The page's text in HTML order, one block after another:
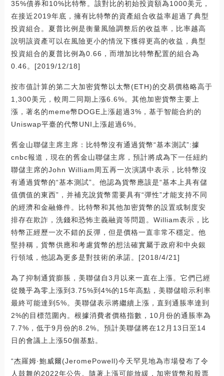
35%債券和10%比特幣。該對比的初始投資額為1000美元，
在接近2019年底，擁有比特幣的資產組合收益率超過了典型
投資組合。夏普比例是衡量風險調整后的收益率，比率越高
說明該資產可以在風險更小的情況下獲得更高的收益，典型
投資組合的夏普比例為0.66，而增加比特幣配置的組合為
0.46。[2019/12/18]
按市值計算的第二大加密貨幣以太幣(ETH)的交易價格略高于
1,300美元，較周二同期上漲6.6%。其他加密貨幣主要上
漲，著名的meme幣DOGE上漲超過3%，基于智能合約的
Uniswap平臺的代幣UNI上漲超過6%。
舊金山聯儲主席主席：比特幣沒有通過貨幣“基本測試”:據
cnbc報道，現在的舊金山聯儲主席，預計將成為下一任紐約
聯儲主席的John William周五再一次演講中表示，比特幣沒
有通過貨幣的“基本測試”。他認為貨幣應該是“基本上具有儲
值價值的東西”，并補充說貨幣需要具有“彈性”才能支持不同
的經濟和金融條件。比特幣和其他加密貨幣的設置或制度安
排存在欺詐，洗錢和恐怖主義融資等問題。William表示，比
特幣正經歷一次不錯的反彈，但是價格一直非常不穩定。他
堅持稱，貨幣供應和考慮貨幣的想法確實屬于政府和中央銀
行領域，他認為更多是對技術的承諾。[2018/4/21]
為了抑制通貨膨脹，美聯儲自3月以來一直在上漲。它們已經
從幾乎為零上漲到3.75%到4%的15年高點，美聯儲暗示利率
最終可能達到5%。美聯儲表示將繼續上漲，直到通脹率達到
2%的目標范圍內。根據消費者價格指數，10月份的通脹率為
7.7%，低于9月份的8.2%。預計美聯儲將在12月13日至14
日的會議上上漲50個基點。
“杰羅姆·鮑威爾(JeromePowell)今天罕見地為市場發布了令
人鼓舞的2022年公告。隨著上漲可能放緩，加密貨幣和股票